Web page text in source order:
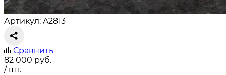
Артикул: A2813
Сравнить
82 000 руб.
/ шт.